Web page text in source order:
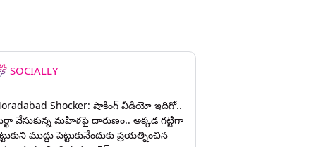
SOCIALLY
Shocker: షాకింగ్ వీడియో ఇదిగో..
వేసుకున్న మహిళపై దారుణం.. అక్కడ గట్టిగా
ముద్దు పెట్టుకునేందుకు ప్రయత్నించిన